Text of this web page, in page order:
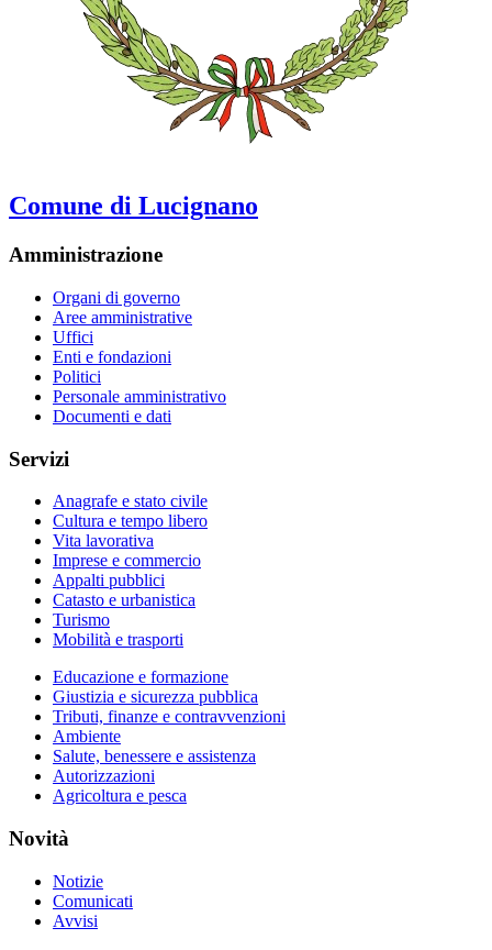
Comune di Lucignano
Amministrazione
Organi di governo
Aree amministrative
Uffici
Enti e fondazioni
Politici
Personale amministrativo
Documenti e dati
Servizi
Anagrafe e stato civile
Cultura e tempo libero
Vita lavorativa
Imprese e commercio
Appalti pubblici
Catasto e urbanistica
Turismo
Mobilità e trasporti
Educazione e formazione
Giustizia e sicurezza pubblica
Tributi, finanze e contravvenzioni
Ambiente
Salute, benessere e assistenza
Autorizzazioni
Agricoltura e pesca
Novità
Notizie
Comunicati
Avvisi